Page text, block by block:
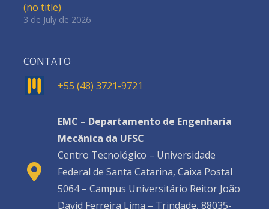
(no title)
3 de July de 2026
CONTATO
+55 (48) 3721-9721
EMC – Departamento de Engenharia
Mecânica da UFSC
Centro Tecnológico – Universidade
Federal de Santa Catarina, Caixa Postal
5064 – Campus Universitário Reitor João
David Ferreira Lima – Trindade, 88035-